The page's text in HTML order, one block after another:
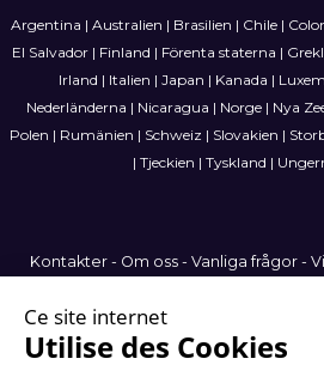
Argentina | Australien | Brasilien | Chile|
El Salvador| Finland | Förenta staterna |
Irland | Italien | Japan | Kanada |
Nederländerna | Nicaragua | Norge| Nya
Polen | Rumänien | Schweiz | Slovakien |
| Tjeckien | Tyskland |
Kontakter- Om oss- Vanliga frågor-